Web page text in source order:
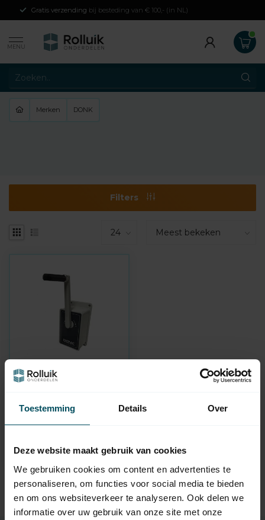
Toestemming Details Over
Deze website maakt gebruik van cookies
We gebruiken cookies om content en advertenties te
personaliseren, om functies voor social media te bieden
en om ons websiteverkeer te analyseren. Ook delen we
informatie over uw gebruik van onze site met onze
Gratis verzending bij besteding van € 100,- (in NL)
MENU
Merken DONK
Filters
DONK
met grondplaat 100
kg
Op voorraad
294,95